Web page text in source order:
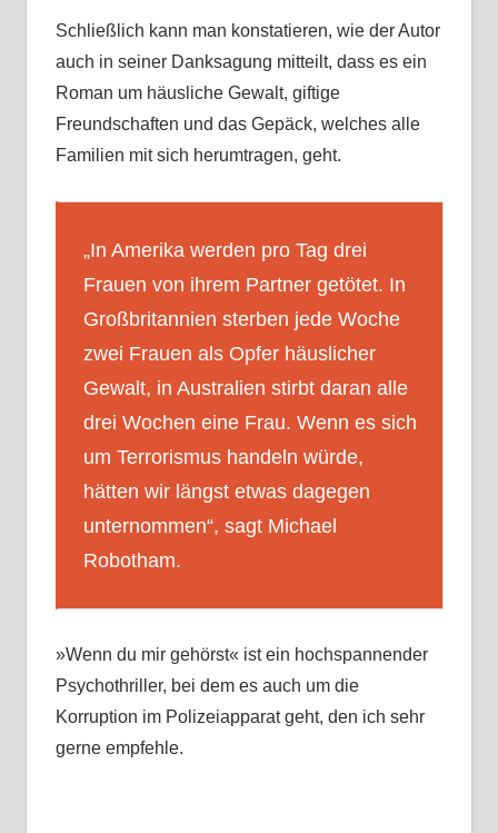
Schließlich kann man konstatieren, wie der Autor
auch in seiner Danksagung mitteilt, dass es ein
Roman um häusliche Gewalt, giftige
Freundschaften und das Gepäck, welches alle
Familien mit sich herumtragen, geht.
„In Amerika werden pro Tag drei
Frauen von ihrem Partner getötet. In
Großbritannien sterben jede Woche
zwei Frauen als Opfer häuslicher
Gewalt, in Australien stirbt daran alle
drei Wochen eine Frau. Wenn es sich
um Terrorismus handeln würde,
hätten wir längst etwas dagegen
unternommen“, sagt Michael
Robotham.
»Wenn du mir gehörst« ist ein hochspannender
Psychothriller, bei dem es auch um die
Korruption im Polizeiapparat geht, den ich sehr
gerne empfehle.